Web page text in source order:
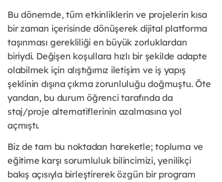
Bu dönemde, tüm etkinliklerin ve projelerin kısa
bir zaman içerisinde dönüşerek dijital platforma
taşınması gerekliliği en büyük zorluklardan
biriydi. Değişen koşullara hızlı bir şekilde adapte
olabilmek için alıştığımız iletişim ve iş yapış
şeklinin dışına çıkma zorunluluğu doğmuştu. Öte
yandan, bu durum öğrenci tarafında da
staj/proje alternatiflerinin azalmasına yol
açmıştı.
Biz de tam bu noktadan hareketle; topluma ve
eğitime karşı sorumluluk bilincimizi, yenilikçi
bakış açısıyla birleştirerek özgün bir program